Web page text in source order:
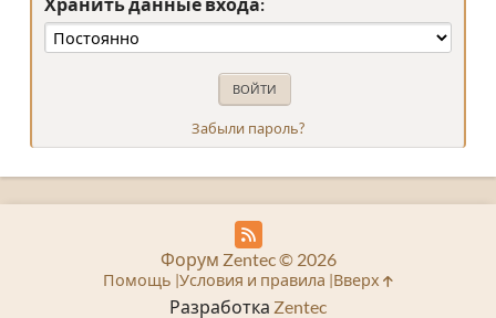
Забыли пароль?
Разработка Zentec
Форум Zentec © 2026
Помощь Условия и правила Вверх